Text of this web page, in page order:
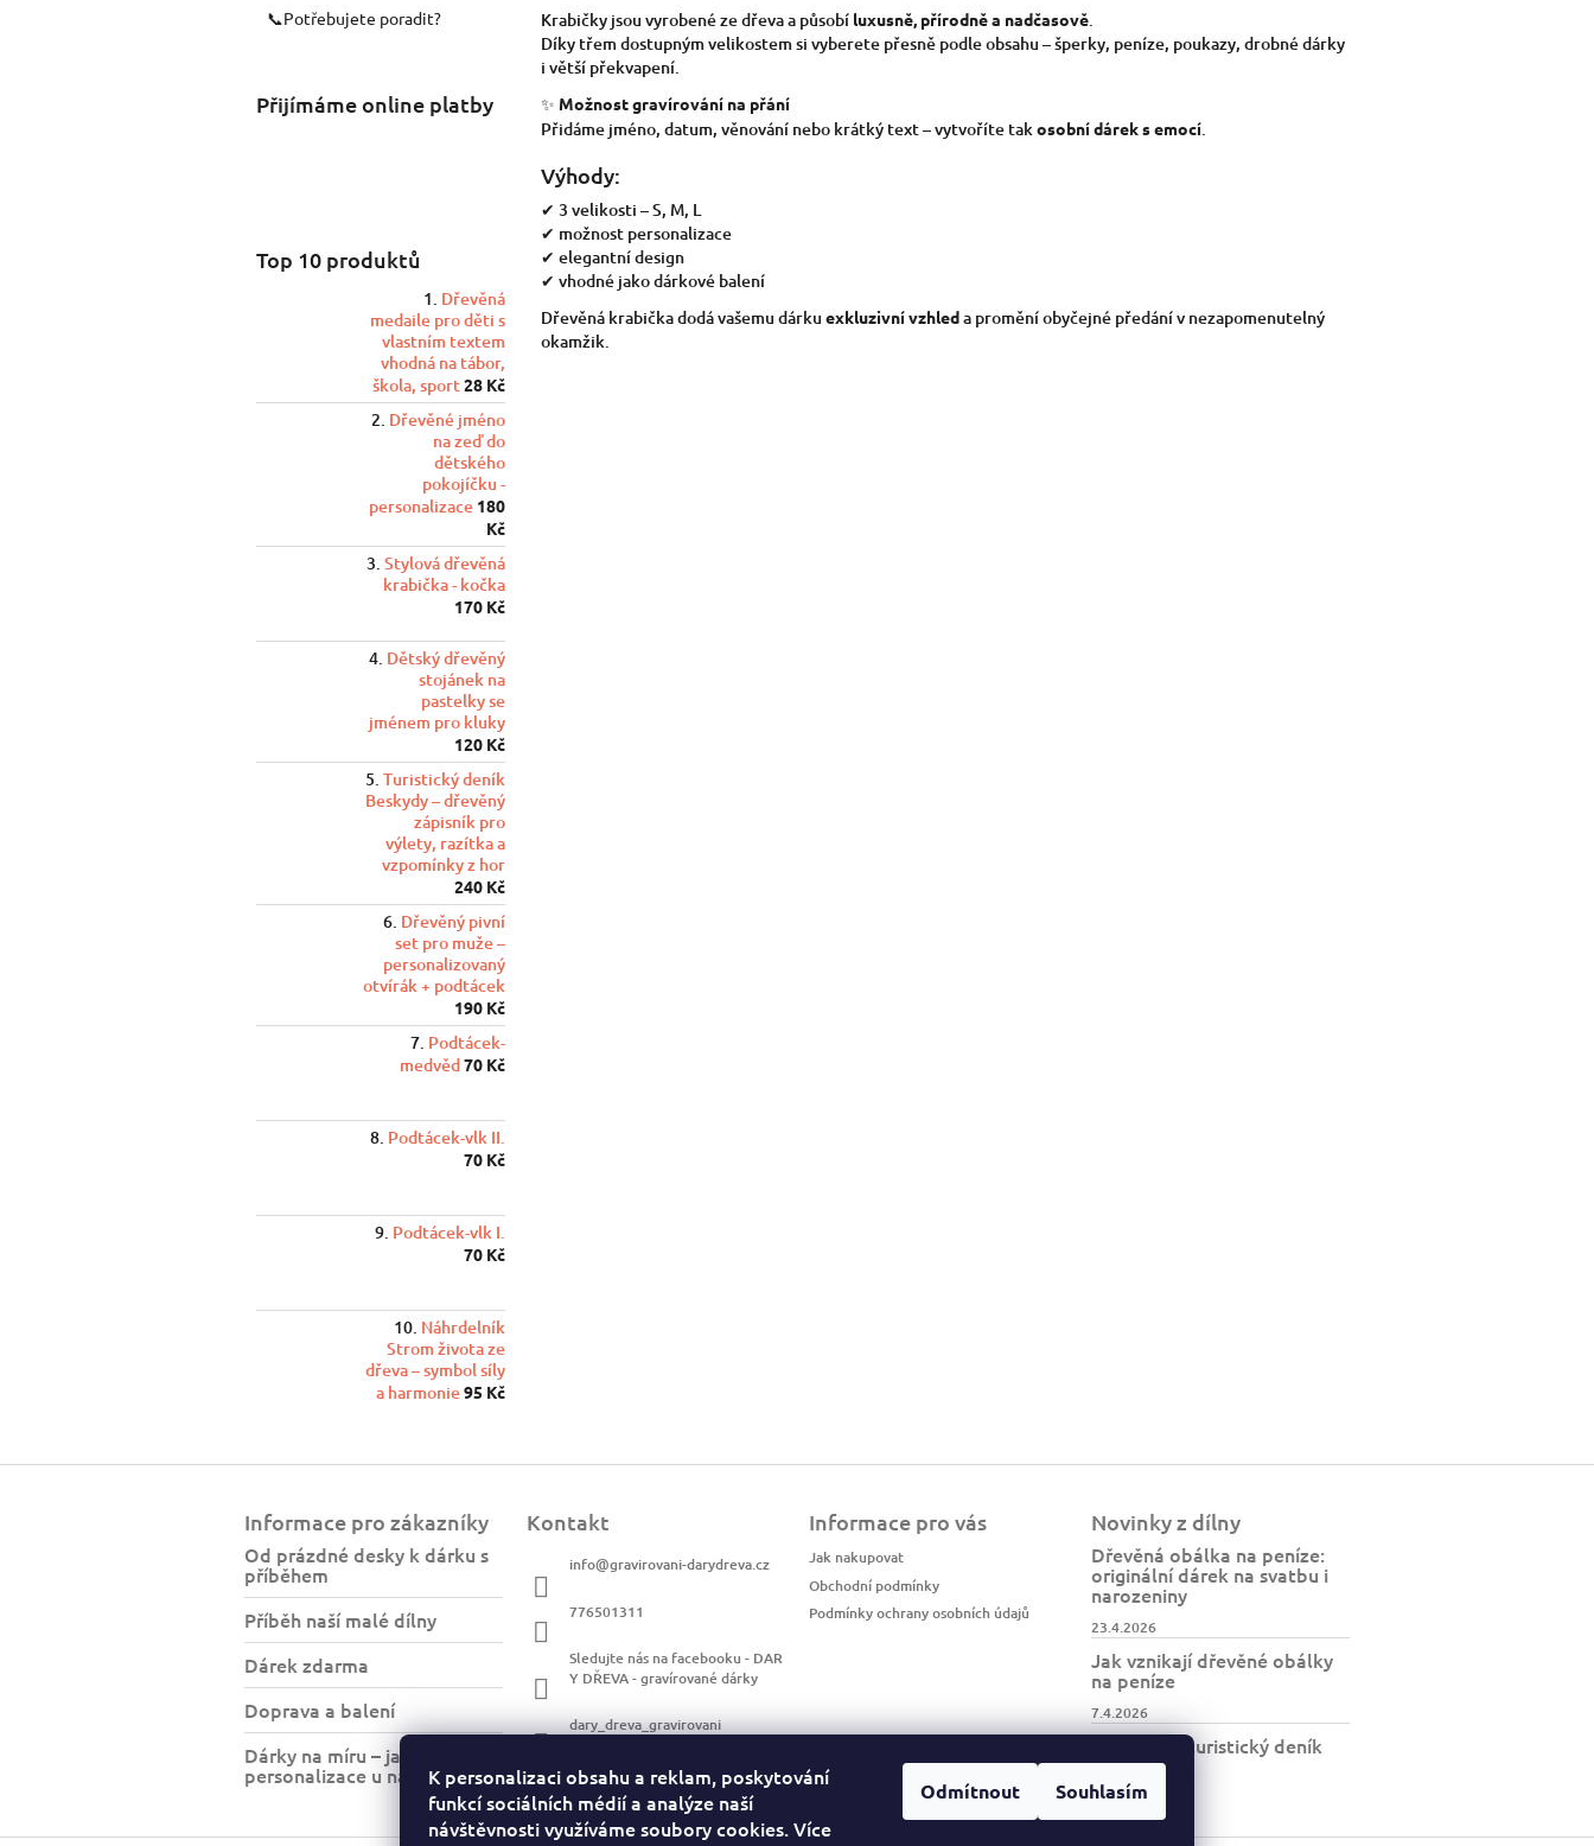
K personalizaci obsahu a reklam, poskytování
funkcí sociálních médií a analýze naší
návštěvnosti využíváme soubory cookies. Více
Odmítnout Souhlasím
📞Potřebujete poradit?
Přijímáme online platby
Top 10 produktů
Dřevěná
medaile pro děti s
vlastním textem
vhodná na tábor,
škola, sport28 Kč
Dřevěné jméno
na zeď do
dětského
pokojíčku -
personalizace 180
Kč
Stylová dřevěná
krabička - kočka
170 Kč
Dětský dřevěný
stojánek na
pastelky se
jménem pro kluky
120 Kč
Turistický deník
Beskydy – dřevěný
zápisník pro
výlety, razítka a
vzpomínky z hor
240 Kč
Dřevěný pivní
set pro muže –
personalizovaný
otvírák + podtácek
190 Kč
Podtácek-
medvěd70 Kč
Podtácek-vlk II.
70 Kč
Podtácek-vlk I.
70 Kč
Náhrdelník
Strom života ze
dřeva – symbol síly
a harmonie95 Kč
Krabičky jsou vyrobené ze dřeva a působí luxusně, přírodně a nadčasově.
Díky třem dostupným velikostem si vyberete přesně podle obsahu – šperky, peníze, poukazy, drobné dárky
i větší překvapení.
✨ Možnost gravírování na přání
Přidáme jméno, datum, věnování nebo krátký text – vytvoříte takosobní dárek s emocí.
Výhody:
✔ 3 velikosti – S, M, L
✔ možnost personalizace
✔ elegantní design
✔ vhodné jako dárkové balení
Dřevěná krabička dodá vašemu dárku exkluzivní vzhleda promění obyčejné předání v nezapomenutelný
okamžik.
Informace pro zákazníky
Od prázdné desky k dárku s
příběhem
Příběh naší malé dílny
Dárek zdarma
Doprava a balení
Dárky na míru – jak funguje
personalizace u nás?
Kontakt
info@gravirovani-darydreva.cz
776501311
Sledujte nás na facebooku - DAR
Y DŘEVA - gravírované dárky
dary_dreva_gravirovani
Informace pro vás
Jak nakupovat
Obchodní podmínky
Podmínky ochrany osobních údajů
Novinky z dílny
Dřevěná obálka na peníze:
originální dárek na svatbu i
narozeniny
23.4.2026
Jak vznikají dřevěné obálky
na peníze
7.4.2026
Jak vzniká turistický deník
BESKYDY
30.3.2026